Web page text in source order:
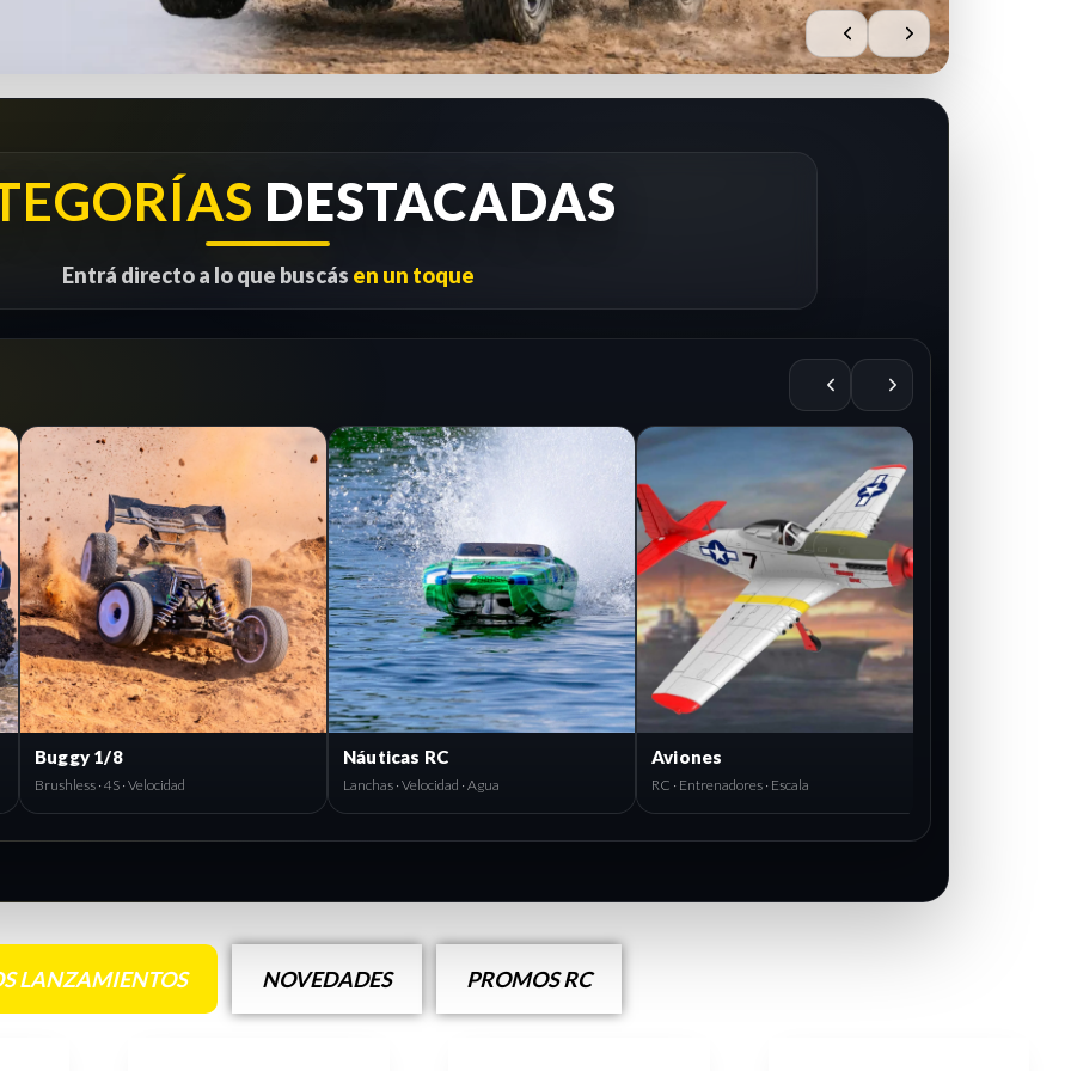
DESTACADAS
Entrá directo a lo que buscás en un toque
1/8
Buggy 1/8
Brushless · 4S · Velocidad
RC
Náuticas RC
Lanchas · Velocidad · Agua
AIRE
Aviones
RC · Entrenadores · Escala
LANZAMIENTOS NOVEDADES PROMOS RC